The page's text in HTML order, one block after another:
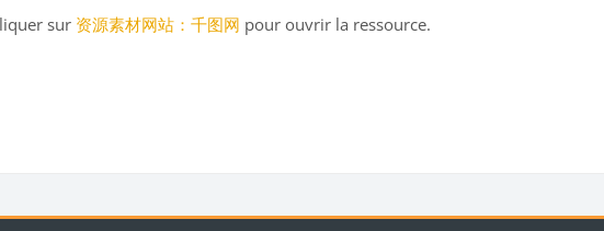
sur 资源素材网站：千图网 pour ouvrir la ressource.